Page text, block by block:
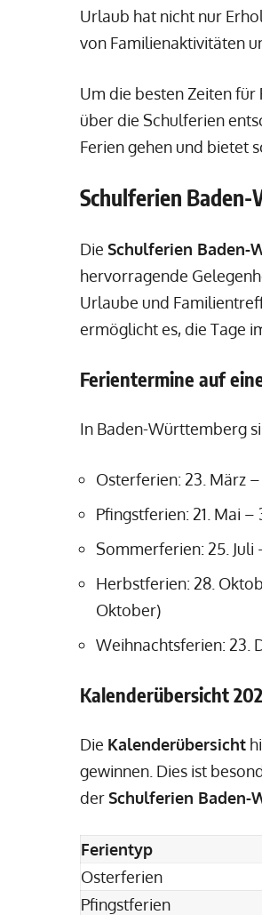
Urlaub hat nicht nur
von Familienaktivitäten
Um die besten Zeiten
über die Schulferien
Ferien gehen und bietet
Schulferien
Die Schulferien Baden-
hervorragende
Urlaube und
ermöglicht es, die Tage
Ferientermine auf
In Baden-Württemberg
Osterferien: 23. März
Pfingstferien: 21. Mai –
Sommerferien: 25.
Herbstferien: 28.
Oktober)
Weihnachtsferien: 23.
Kalenderübersicht
Die Kalenderübersicht
gewinnen. Dies ist
der Schulferien Baden-
Ferientyp
Osterferien
Pfingstferien